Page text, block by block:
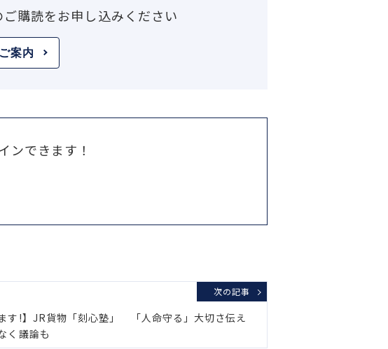
購読をお申し込みください
案内
ンできます！
次の記事
ます!】JR貨物「刻心塾」 「人命守る」大切さ伝え
く議論も